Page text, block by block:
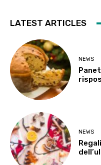
LATEST ARTICLES
NEWS
NEWS